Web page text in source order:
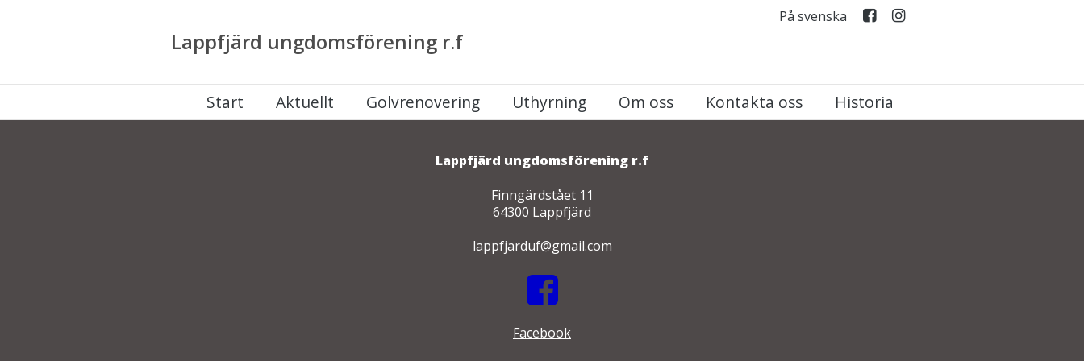
På svenska
Lappfjärd ungdomsförening r.f
Start Aktuellt Golvrenovering Uthyrning Om oss Kontakta oss Historia
Lappfjärd ungdomsförening r.f
Finngärdstået 11
64300 Lappfjärd
lappfjarduf@gmail.com
Facebook